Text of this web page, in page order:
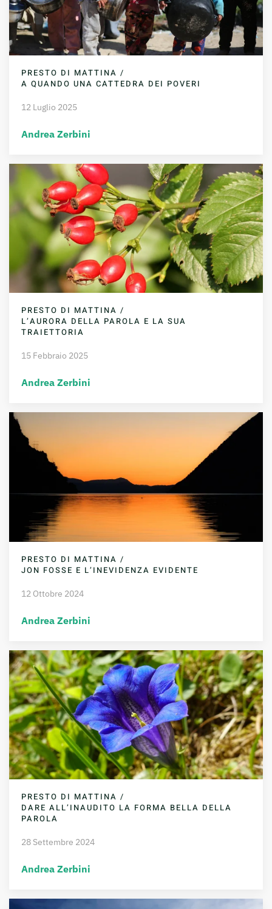
PRESTO DI MATTINA /
A QUANDO UNA CATTEDRA DEI POVERI
12 Luglio 2025
Andrea Zerbini
PRESTO DI MATTINA /
L’AURORA DELLA PAROLA E LA SUA
TRAIETTORIA
15 Febbraio 2025
Andrea Zerbini
PRESTO DI MATTINA /
JON FOSSE E L’INEVIDENZA EVIDENTE
12 Ottobre 2024
Andrea Zerbini
PRESTO DI MATTINA /
DARE ALL’INAUDITO LA FORMA BELLA DELLA
PAROLA
28 Settembre 2024
Andrea Zerbini